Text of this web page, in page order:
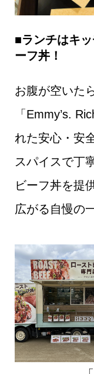
■ランチはキ
ーフ丼！
お腹が空いた
「Emmy’s.
れた安心・安
スパイスで丁
ビーフ丼を提
広がる自慢の